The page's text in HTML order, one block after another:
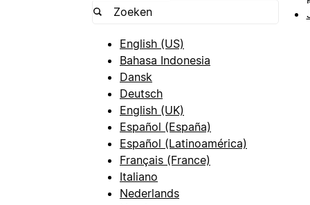
English (US)
Bahasa Indonesia
Dansk
Deutsch
English (UK)
Español (España)
Español (Latinoamérica)
Français (France)
Italiano
Nederlands